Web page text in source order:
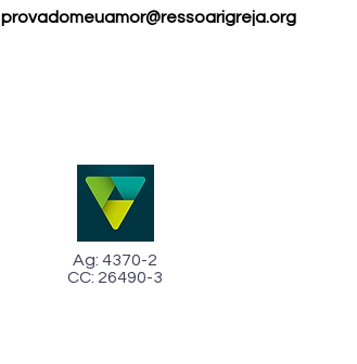
provadomeuamor@ressoarigreja.org
Ag: 4370-2
CC: 26490-3